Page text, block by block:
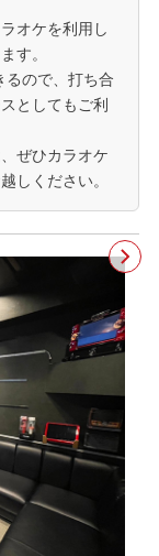
オケを利用し
す。
るので、打ち合
としてもご利
ぜひカラオケ
しください。